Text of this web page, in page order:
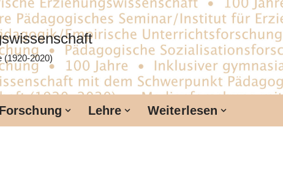
(1920-2020)
Lehre Weiterlesen